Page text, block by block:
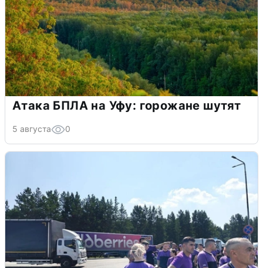
Атака БПЛА на Уфу: горожане шутят
5 августа 0